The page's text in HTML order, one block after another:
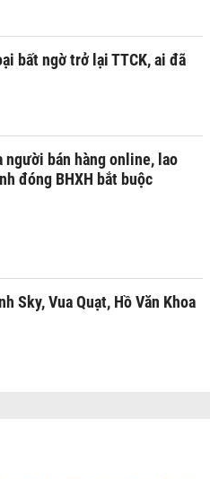
bất ngờ trở lại TTCK, ai đã
người bán hàng online, lao
đóng BHXH bắt buộc
Sky, Vua Quạt, Hồ Văn Khoa